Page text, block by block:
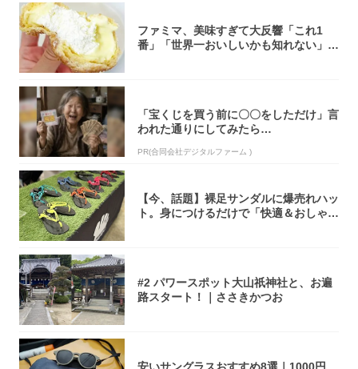
ファミマ、美味すぎて大反響「これ1
番」「世界一おいしいかも知れない」
「宝くじを買う前に〇〇をしただけ」言
われた通りにしてみたら…
PR(合同会社デジタルファーム )
【今、話題】裸足サンダルに爆売れハッ
ト。身につけるだけで「快適＆おしゃ
#2 パワースポット大山祇神社と、お遍
路スタート！｜ささきかつお